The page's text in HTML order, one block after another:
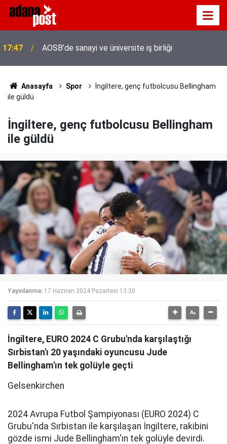
17:41
tepki gösterdi
Anasayfa Spor
İngiltere, genç futbolcusu Bellingham
ile güldü
İngiltere, genç futbolcusu Bellingham
ile güldü
Yayınlanma: 17 Haziran 2024 Pazartesi 13:20
İngiltere, EURO 2024 C Grubu'nda karşılaştığı
Sırbistan'ı 20 yaşındaki oyuncusu Jude
Bellingham'ın tek golüyle geçti
Gelsenkirchen
2024 Avrupa Futbol Şampiyonası (EURO 2024) C
Grubu'nda Sırbistan ile karşılaşan İngiltere, rakibini
gözde ismi Jude Bellingham'ın tek golüyle devirdi.